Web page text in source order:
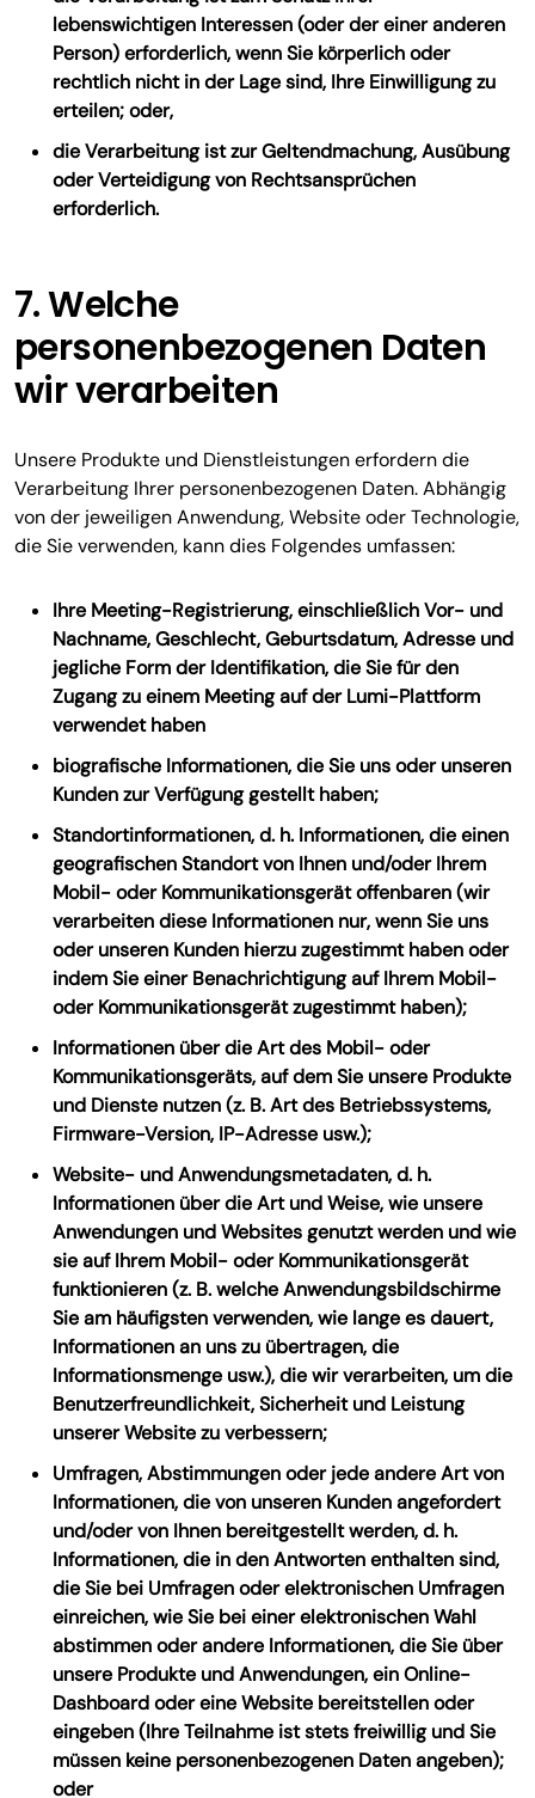
lebenswichtigen Interessen (oder der einer anderen
Person) erforderlich, wenn Sie körperlich oder
rechtlich nicht in der Lage sind, Ihre Einwilligung zu
erteilen; oder,
die Verarbeitung ist zur Geltendmachung, Ausübung
oder Verteidigung von Rechtsansprüchen
erforderlich.
7. Welche
personenbezogenen Daten
wir verarbeiten
Unsere Produkte und Dienstleistungen erfordern die
Verarbeitung Ihrer personenbezogenen Daten. Abhängig
von der jeweiligen Anwendung, Website oder Technologie,
die Sie verwenden, kann dies Folgendes umfassen:
Ihre Meeting-Registrierung, einschließlich Vor- und
Nachname, Geschlecht, Geburtsdatum, Adresse und
jegliche Form der Identifikation, die Sie für den
Zugang zu einem Meeting auf der Lumi-Plattform
verwendet haben
biografische Informationen, die Sie uns oder unseren
Kunden zur Verfügung gestellt haben;
Standortinformationen, d. h. Informationen, die einen
geografischen Standort von Ihnen und/oder Ihrem
Mobil- oder Kommunikationsgerät offenbaren (wir
verarbeiten diese Informationen nur, wenn Sie uns
oder unseren Kunden hierzu zugestimmt haben oder
indem Sie einer Benachrichtigung auf Ihrem Mobil-
oder Kommunikationsgerät zugestimmt haben);
Informationen über die Art des Mobil- oder
Kommunikationsgeräts, auf dem Sie unsere Produkte
und Dienste nutzen (z. B. Art des Betriebssystems,
Firmware-Version, IP-Adresse usw.);
Website- und Anwendungsmetadaten, d. h.
Informationen über die Art und Weise, wie unsere
Anwendungen und Websites genutzt werden und wie
sie auf Ihrem Mobil- oder Kommunikationsgerät
funktionieren (z. B. welche Anwendungsbildschirme
Sie am häufigsten verwenden, wie lange es dauert,
Informationen an uns zu übertragen, die
Informationsmenge usw.), die wir verarbeiten, um die
Benutzerfreundlichkeit, Sicherheit und Leistung
unserer Website zu verbessern;
Umfragen, Abstimmungen oder jede andere Art von
Informationen, die von unseren Kunden angefordert
und/oder von Ihnen bereitgestellt werden, d. h.
Informationen, die in den Antworten enthalten sind,
die Sie bei Umfragen oder elektronischen Umfragen
einreichen, wie Sie bei einer elektronischen Wahl
abstimmen oder andere Informationen, die Sie über
unsere Produkte und Anwendungen, ein Online-
Dashboard oder eine Website bereitstellen oder
eingeben (Ihre Teilnahme ist stets freiwillig und Sie
müssen keine personenbezogenen Daten angeben);
oder